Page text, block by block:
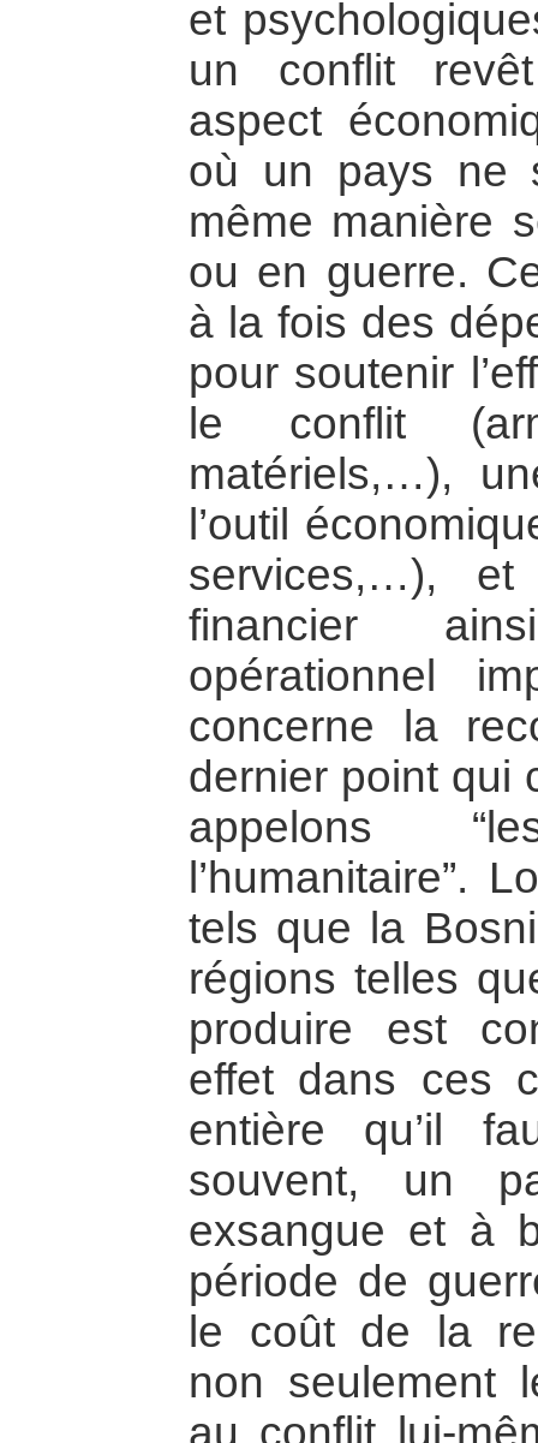
et
un conflit
aspect
où un pays ne
même manière
ou en guerre.
à la fois des
pour soutenir
le conflit
matériels,…),
l’outil
services,…),
financier
opérationnel
concerne la
dernier point qui
appelons
l’humanitaire”.
tels que la
régions telles
produire est
effet dans ces
entière qu’il
souvent, un
exsangue et à
période de
le coût de la
non seulement
au conflit lui-